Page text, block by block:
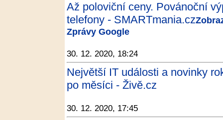
Až poloviční ceny. Povánoční
telefony - SMARTmania.cz
Zprávy Google
30. 12. 2020, 18:24
Největší IT události a novinky
po měsíci - Živě.cz
30. 12. 2020, 17:45